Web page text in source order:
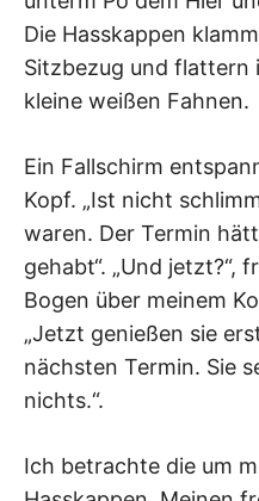
Die Hasskappen
Sitzbezug und flattern
kleine weißen Fahnen.
Ein Fallschirm
Kopf. „Ist nicht
waren. Der Termin
gehabt“. „Und jetzt?“,
Bogen über meinem
„Jetzt genießen sie
nächsten Termin. Sie
nichts.“.
Ich betrachte die um